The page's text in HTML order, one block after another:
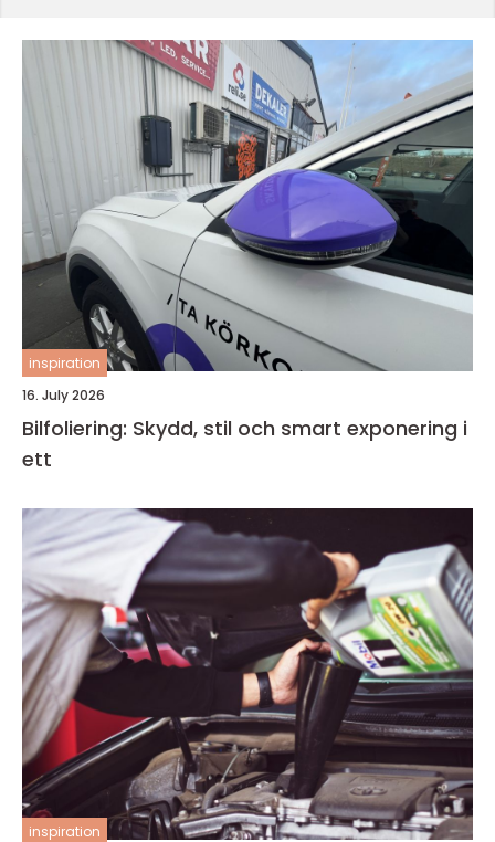
inspiration
16. July 2026
Bilfoliering: Skydd, stil och smart exponering i
ett
inspiration